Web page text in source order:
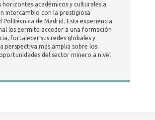
horizontes académicos y culturales a
intercambio con la prestigiosa
Politécnica de Madrid. Esta experiencia
les permite acceder a una formación
fortalecer sus redes globales y
perspectiva más amplia sobre los
del sector minero a nivel